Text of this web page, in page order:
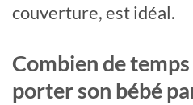
couverture, est idéal.
Combien de
porter son bébé